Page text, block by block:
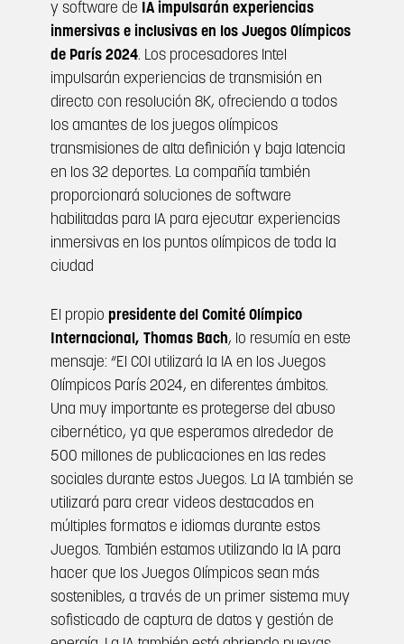
y software de
IA impulsarán experiencias
inmersivas e inclusivas en los Juegos Olímpicos
de París 2024. Los procesadores Intel
impulsarán experiencias de transmisión en
directo con resolución 8K, ofreciendo a todos
los amantes de los juegos olímpicos
transmisiones de alta definición y baja latencia
en los 32 deportes. La compañía también
proporcionará soluciones de software
habilitadas para IA para ejecutar experiencias
inmersivas en los puntos olímpicos de toda la
ciudad
El propio presidente del Comité Olímpico
Internacional, Thomas Bach, lo resumía en este
mensaje: “El COI utilizará la IA en los Juegos
Olímpicos París 2024, en diferentes ámbitos.
Una muy importante es protegerse del abuso
cibernético, ya que esperamos alrededor de
500 millones de publicaciones en las redes
sociales durante estos Juegos. La IA también se
utilizará para crear videos destacados en
múltiples formatos e idiomas durante estos
Juegos. También estamos utilizando la IA para
hacer que los Juegos Olímpicos sean más
sostenibles, a través de un primer sistema muy
sofisticado de captura de datos y gestión de